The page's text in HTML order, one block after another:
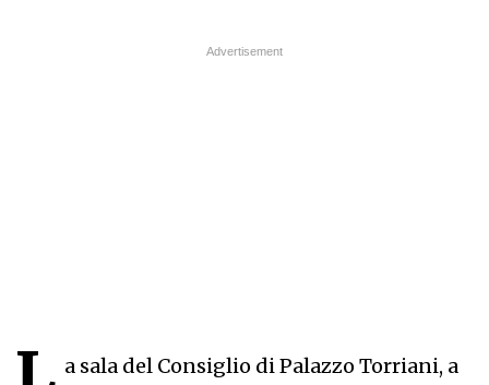
a sala del Consiglio di Palazzo Torriani, a